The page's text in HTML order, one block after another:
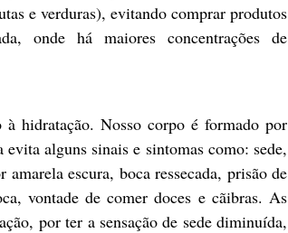
e verduras), evitando comprar produtos
onde há maiores concentrações de
hidratação. Nosso corpo é formado por
evita alguns sinais e sintomas como: sede,
escura, boca ressecada, prisão de
vontade de comer doces e cãibras. As
por ter a sensação de sede diminuída,